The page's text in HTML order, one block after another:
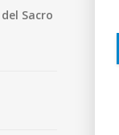
Sacro